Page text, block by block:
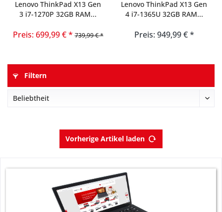
Lenovo ThinkPad X13 Gen
3 i7-1270P 32GB RAM...
Preis: 699,99 € * 739,99 € *
Lenovo ThinkPad X13 Gen
4 i7-1365U 32GB RAM...
Preis: 949,99 € *
Filtern
Vorherige Artikel laden